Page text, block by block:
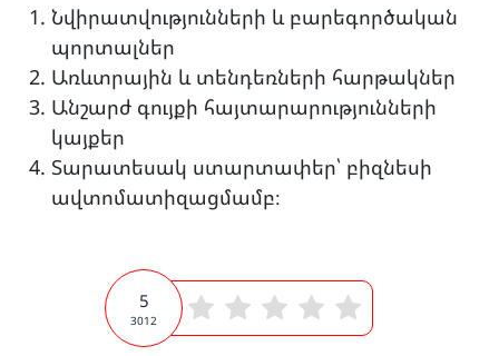
Նվիրատվությունների և բարեգործական
պորտալներ
Առևտրային և տենդեռների հարթակներ
Անշարժ գույքի հայտարարությունների
կայքեր
Տարատեսակ ստարտափեր՝ բիզնեսի
ավտոմատիզացմամբ։
3012
5